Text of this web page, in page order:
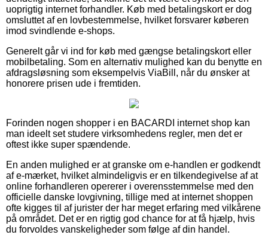
uoprigtig internet forhandler. Køb med betalingskort er dog
omsluttet af en lovbestemmelse, hvilket forsvarer køberen
imod svindlende e-shops.
Generelt går vi ind for køb med gængse betalingskort eller
mobilbetaling. Som en alternativ mulighed kan du benytte en
afdragsløsning som eksempelvis ViaBill, når du ønsker at
honorere prisen ude i fremtiden.
Forinden nogen shopper i en BACARDI internet shop kan
man ideelt set studere virksomhedens regler, men det er
oftest ikke super spændende.
En anden mulighed er at granske om e-handlen er godkendt
af e-mærket, hvilket almindeligvis er en tilkendegivelse af at
online forhandleren opererer i overensstemmelse med den
officielle danske lovgivning, tillige med at internet shoppen
ofte kigges til af jurister der har meget erfaring med vilkårene
på området. Det er en rigtig god chance for at få hjælp, hvis
du forvoldes vanskeligheder som følge af din handel.